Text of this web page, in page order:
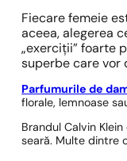
Fiecare femeie
aceea, alegerea
„exerciții” foarte
superbe care vor
Parfumurile de
florale, lemnoase
Brandul Calvin
seară. Multe dintre